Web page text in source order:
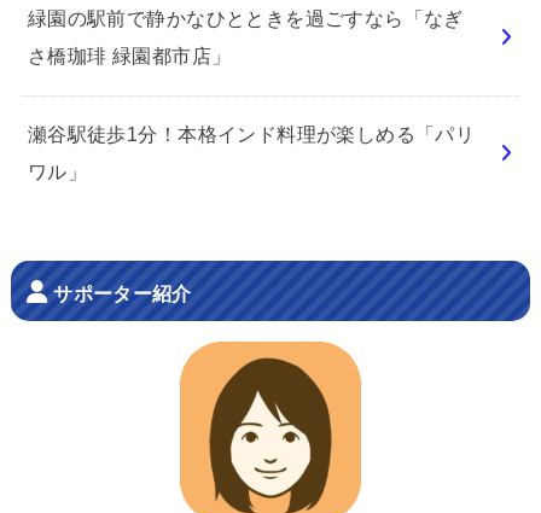
緑園の駅前で静かなひとときを過ごすなら「なぎ
さ橋珈琲 緑園都市店」
瀬谷駅徒歩1分！本格インド料理が楽しめる「パリ
ワル」
サポーター紹介